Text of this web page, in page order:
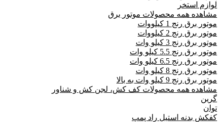
لوازم استخر
مشاهده همه محصولات موتور برق
موتور برق رنج 1 کیلووات
موتور برق رنج 2 کیلووات
موتور برق رنج 3 کیلو وات
موتور برق رنج 5.5 کیلو وات
موتور برق رنج 6.5 کیلو وات
موتور برق رنج 8 کیلو وات
موتور برق رنج 9 کیلو وات به بالا
مشاهده همه محصولات کف کش، لجن کش و شناور
گرین
توان
کفکش بدنه استیل راد پمپ